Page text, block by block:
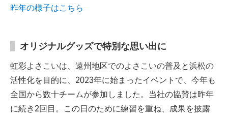
昨年の様子はこちら
オリジナルグッズで特別な思い出に
虹彩よさこいは、遠州地区でのよさこいの普及と浜松の
活性化を目的に、2023年に始まったイベントで、今年も
全国から数十チームが参加しました。当社の協賛は昨年
に続き2回目。この日のために練習を重ね、成果を披露